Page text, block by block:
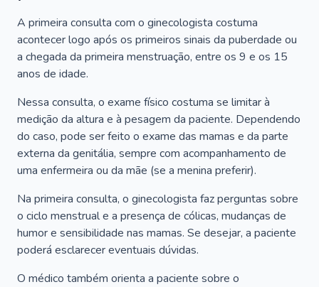
A primeira consulta com o ginecologista costuma
acontecer logo após os primeiros sinais da puberdade ou
a chegada da primeira menstruação, entre os 9 e os 15
anos de idade.
Nessa consulta, o exame físico costuma se limitar à
medição da altura e à pesagem da paciente. Dependendo
do caso, pode ser feito o exame das mamas e da parte
externa da genitália, sempre com acompanhamento de
uma enfermeira ou da mãe (se a menina preferir).
Na primeira consulta, o ginecologista faz perguntas sobre
o ciclo menstrual e a presença de cólicas, mudanças de
humor e sensibilidade nas mamas. Se desejar, a paciente
poderá esclarecer eventuais dúvidas.
O médico também orienta a paciente sobre o